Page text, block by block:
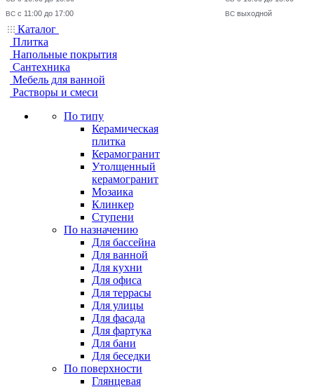
ВС с 11:00 до 17:00 ВС выходной
Каталог
Плитка
Напольные покрытия
Сантехника
Мебель для ванной
Растворы и смеси
По типу
Керамическая
плитка
Керамогранит
Утолщенный
керамогранит
Мозаика
Клинкер
Ступени
По назначению
Для бассейна
Для ванной
Для кухни
Для офиса
Для террасы
Для улицы
Для фасада
Для фартука
Для бани
Для беседки
По поверхности
Глянцевая